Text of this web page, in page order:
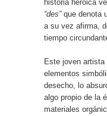
historia heroica
“des”que denota
a su vez afirma,
tiempo
Este joven
elementos
desecho, lo
algo propio de la
materiales